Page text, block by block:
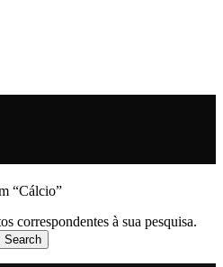
“Cálcio”
correspondentes à sua pesquisa.
Search